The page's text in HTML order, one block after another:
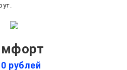
рублей